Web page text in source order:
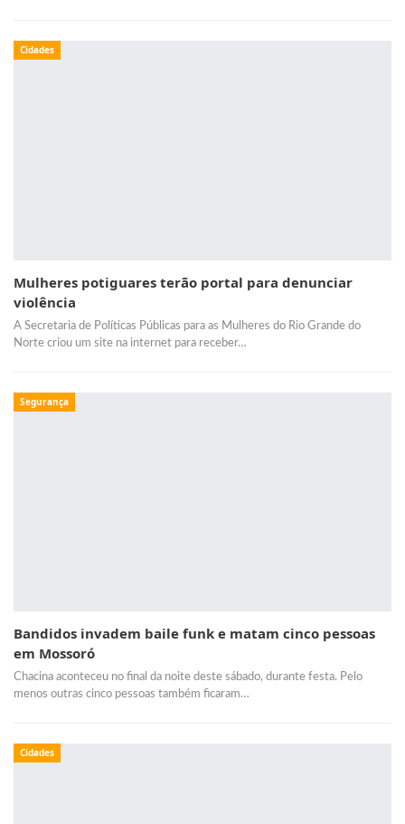
Cidades
Mulheres potiguares terão portal para denunciar
violência
A Secretaria de Políticas Públicas para as Mulheres do Rio Grande do
Norte criou um site na internet para receber…
Segurança
Bandidos invadem baile funk e matam cinco pessoas
em Mossoró
Chacina aconteceu no final da noite deste sábado, durante festa. Pelo
menos outras cinco pessoas também ficaram…
Cidades